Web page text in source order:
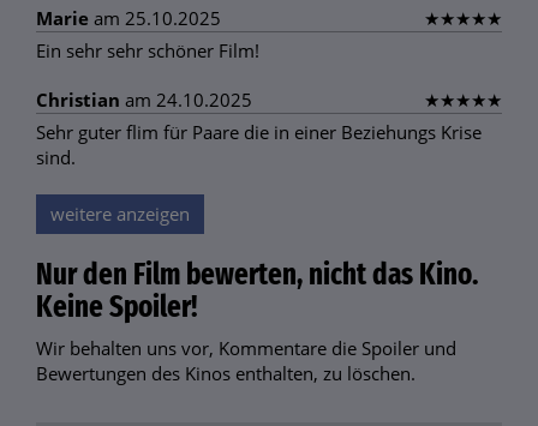
Marie am 25.10.2025 ★★★★★
Ein sehr sehr schöner Film!
Christian am 24.10.2025 ★★★★★
Sehr guter flim für Paare die in einer Beziehungs Krise
sind.
weitere anzeigen
Nur den Film bewerten, nicht das Kino.
Keine Spoiler!
Wir behalten uns vor, Kommentare die Spoiler und
Bewertungen des Kinos enthalten, zu löschen.